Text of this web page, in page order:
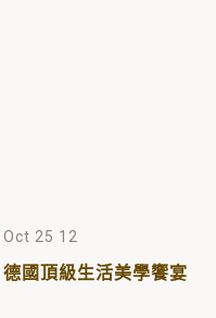
Oct 25 12
德國頂級生活美學饗宴